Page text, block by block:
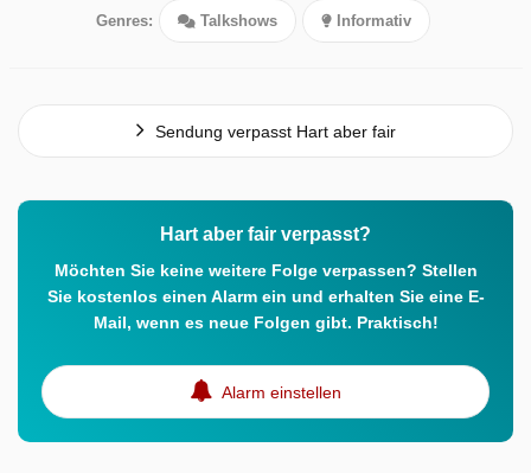
Genres: Talkshows Informativ
Sendung verpasst Hart aber fair
Hart aber fair verpasst?
Möchten Sie keine weitere Folge verpassen? Stellen
Sie kostenlos einen Alarm ein und erhalten Sie eine E-
Mail, wenn es neue Folgen gibt. Praktisch!
Alarm einstellen